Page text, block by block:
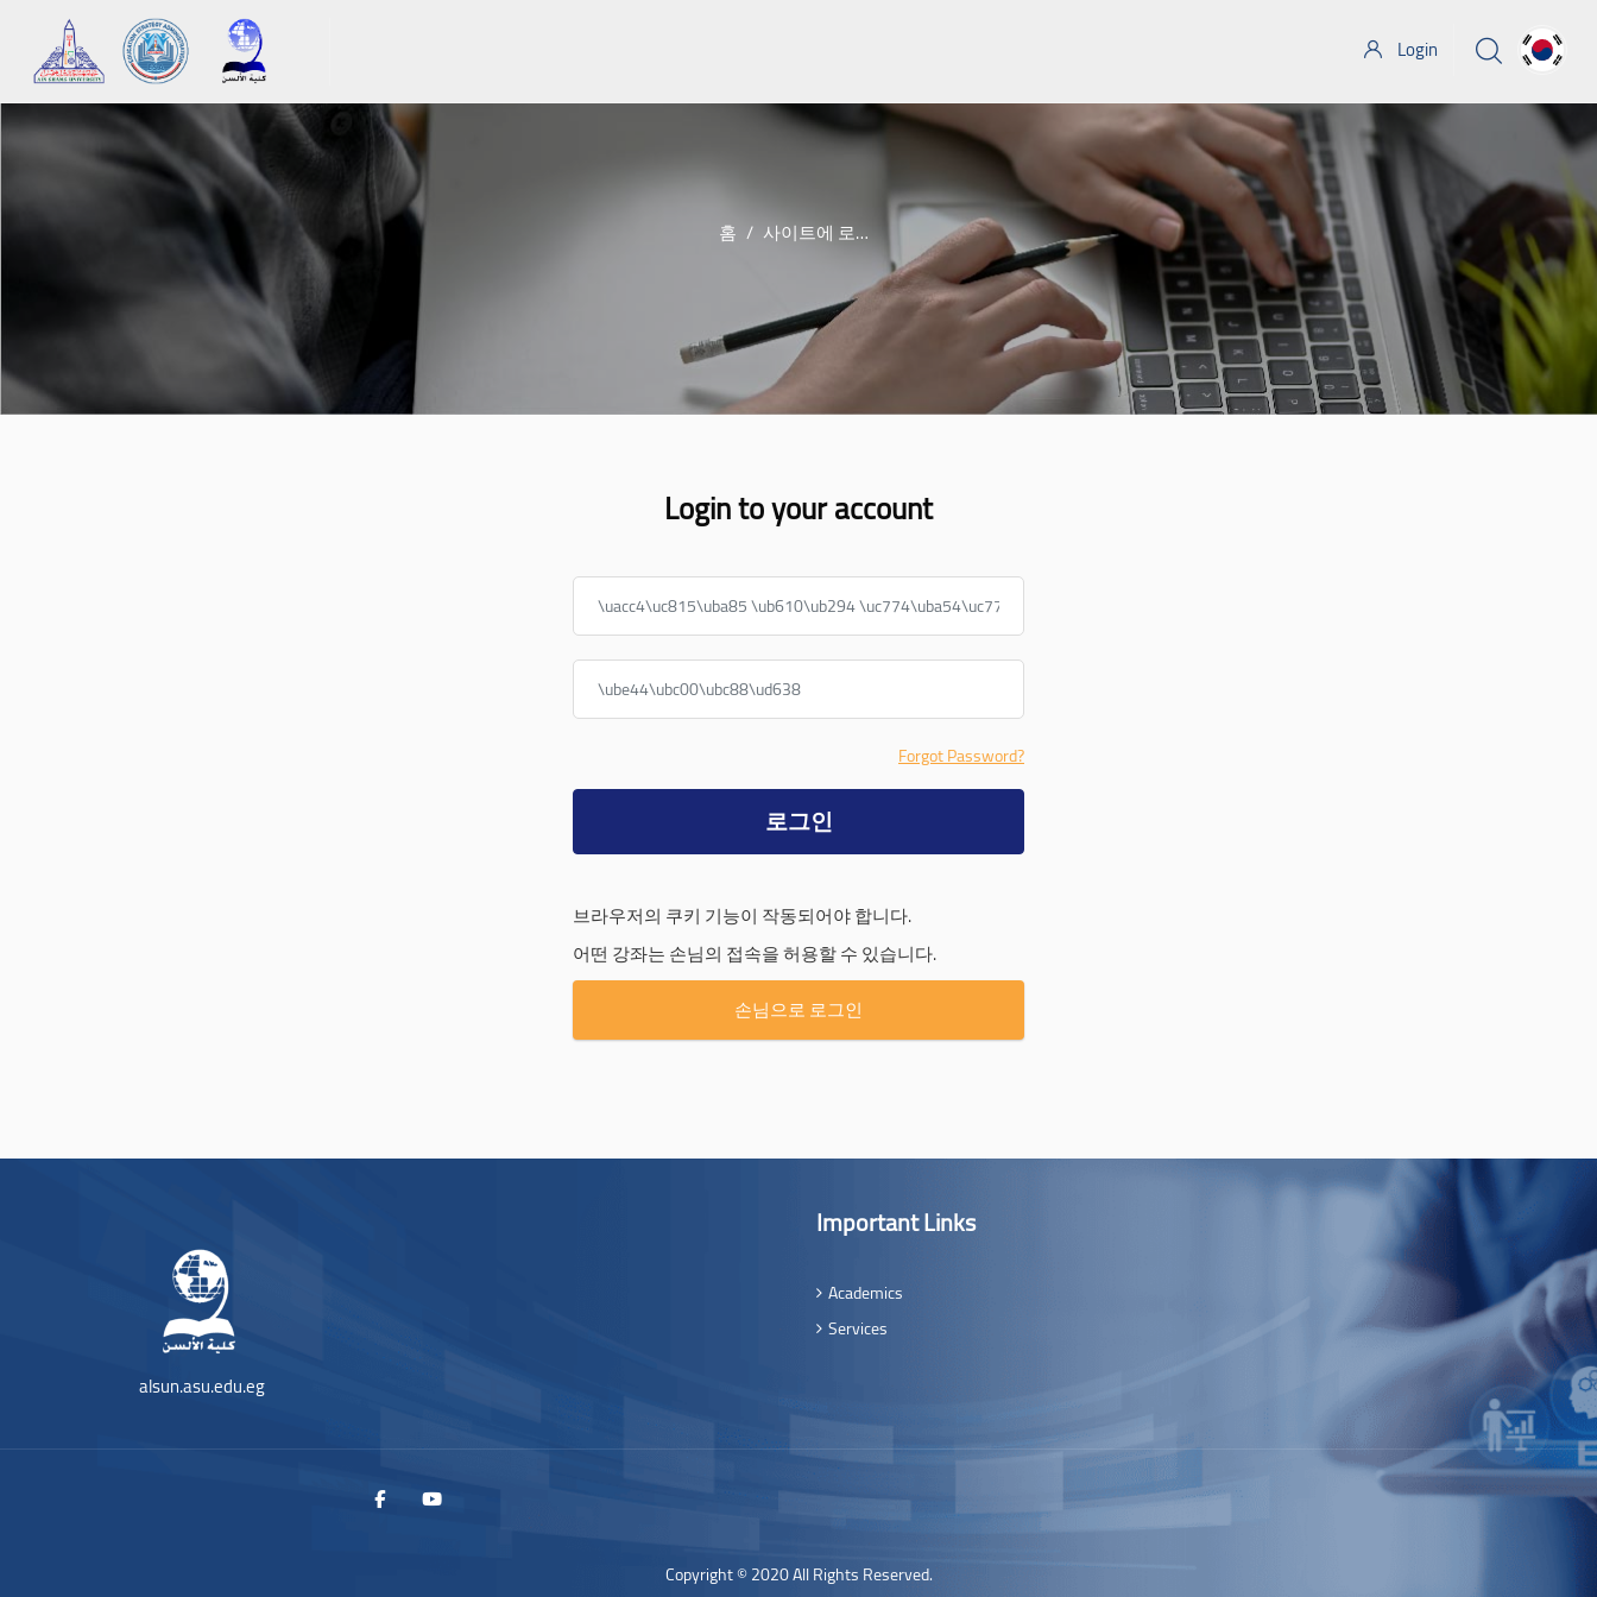
Login
홈 사이트에 로그인
Login to your account
계정명 또는 이메일
비밀번호
Forgot Password?
로그인
브라우저의 쿠키 기능이 작동되어야 합니다.
어떤 강좌는 손님의 접속을 허용할 수 있습니다.
손님으로 로그인
alsun.asu.edu.eg
Important Links
Academics
Services
Copyright © 2020 All Rights Reserved.